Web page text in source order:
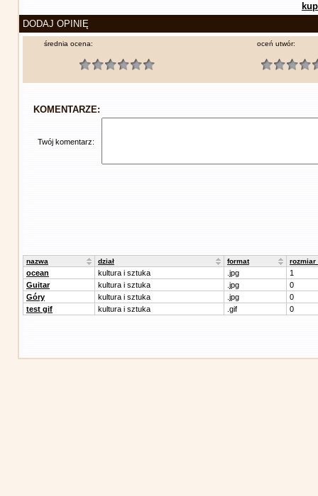
DODAJ OPINIĘ
średnia ocena: oceń utwór:
KOMENTARZE:
Twój komentarz:
nazwa dział format rozmiar
ocean kultura i sztuka .jpg
1
Guitar
kultura i sztuka .jpg
0
Góry
kultura i sztuka .jpg
0
test gif
kultura i sztuka .gif 0